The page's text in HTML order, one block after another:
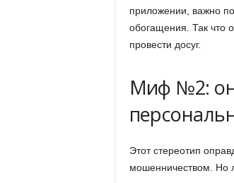
приложении, важно
обогащения. Так что
провести досуг.
Миф №2:
Этот стереотип
мошенничеством. Но